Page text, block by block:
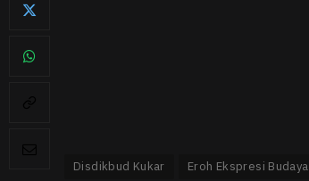
Disdikbud Kukar Eroh Ekspresi Budaya